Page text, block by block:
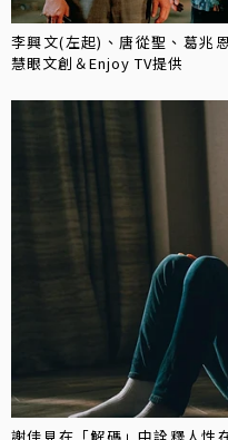
李興文(左起)、唐從聖、葛兆
慧眼文創＆Enjoy TV提供